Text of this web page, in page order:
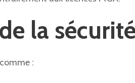
la sécurité
: